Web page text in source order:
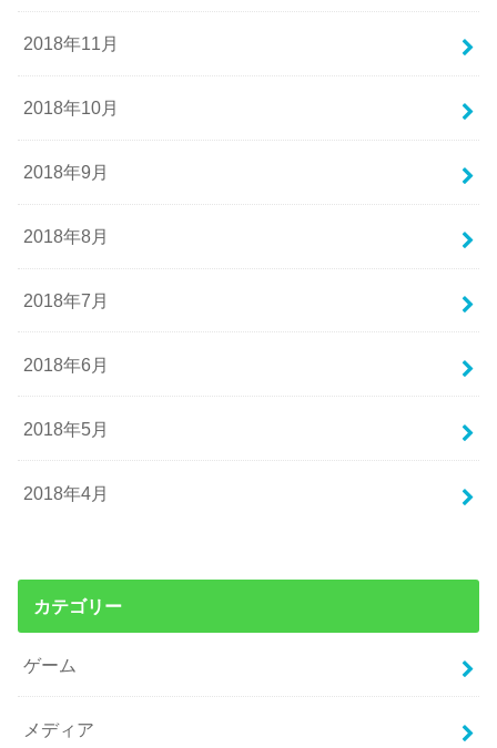
2018年11月
2018年10月
2018年9月
2018年8月
2018年7月
2018年6月
2018年5月
2018年4月
カテゴリー
ゲーム
メディア